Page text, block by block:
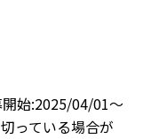
始:2025/04/01～
っている場合が